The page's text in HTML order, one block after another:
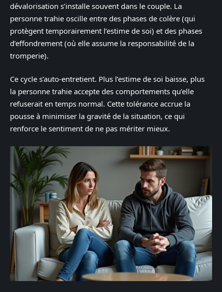
dévalorisation s’installe souvent dans le couple. La
personne trahie oscille entre des phases de colère (qui
protègent temporairement l’estime de soi) et des phases
d’effondrement (où elle assume la responsabilité de la
tromperie).
Ce cycle s’auto-entretient. Plus l’estime de soi baisse, plus
la personne trahie accepte des comportements qu’elle
refuserait en temps normal. Cette tolérance accrue la
pousse à minimiser la gravité de la situation, ce qui
renforce le sentiment de ne pas mériter mieux.